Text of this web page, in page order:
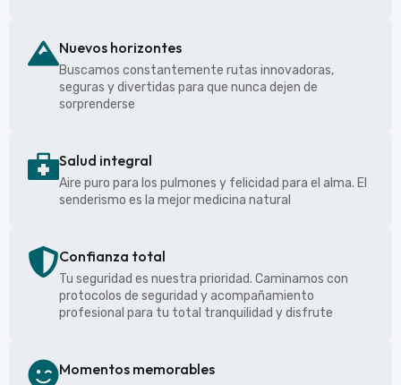
Nuevos horizontes
Buscamos constantemente rutas innovadoras,
seguras y divertidas para que nunca dejen de
sorprenderse
Salud integral
Aire puro para los pulmones y felicidad para el alma. El
senderismo es la mejor medicina natural
Confianza total
Tu seguridad es nuestra prioridad. Caminamos con
protocolos de seguridad y acompañamiento
profesional para tu total tranquilidad y disfrute
Momentos memorables